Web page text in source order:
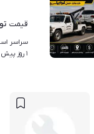
قیمت
سراسر
۱ روز پیش